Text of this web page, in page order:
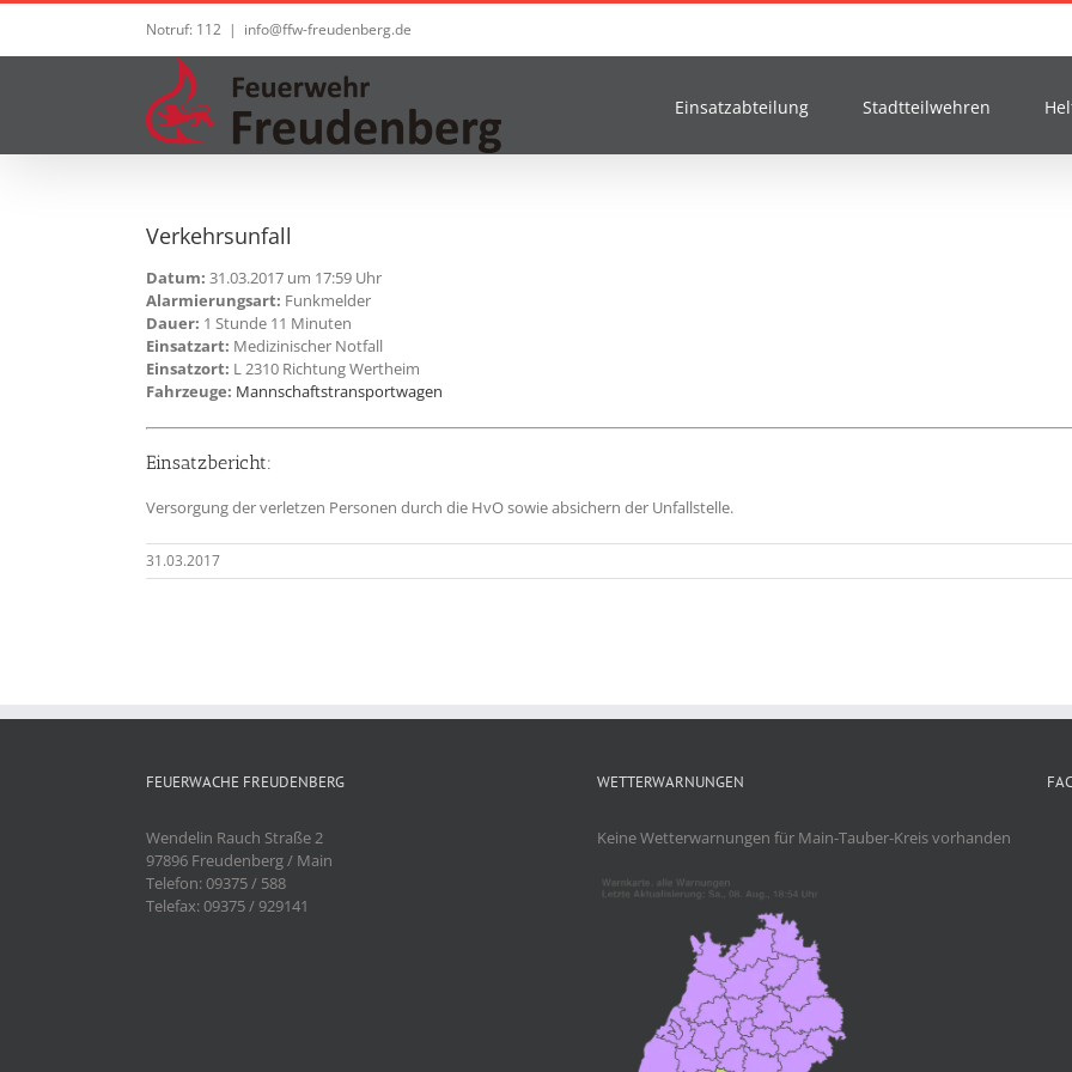
Zum
springen
Notruf: 112 | info@ffw-freudenberg.de
Einsatzabteilung Stadtteilwehren
Verkehrsunfall
Datum: 31.03.2017 um 17:59 Uhr
Alarmierungsart: Funkmelder
Dauer: 1 Stunde 11 Minuten
Einsatzart: Medizinischer Notfall
Einsatzort: L 2310 Richtung Wertheim
Fahrzeuge: Mannschaftstransportwagen
Einsatzbericht:
Versorgung der verletzen Personen durch die HvO sowie absichern der Unfallstelle.
31.03.2017
FEUERWACHE FREUDENBERG
Wendelin Rauch Straße 2
97896 Freudenberg / Main
Telefon: 09375 / 588
Telefax: 09375 / 929141
WETTERWARNUNGEN
Keine Wetterwarnungen für Main-Tauber-Kreis vorhanden